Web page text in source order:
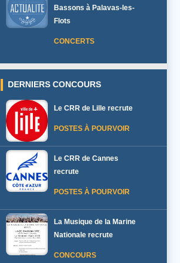
Bassons à Palavas-les-
Flots
CONCERTS
DERNIERS CONCOURS
Le CRR de Lille recrute
POSTES À POURVOIR
Le CRR de Cannes
recrute
POSTES À POURVOIR
La Musique de la Marine
Nationale recrute
CONCOURS